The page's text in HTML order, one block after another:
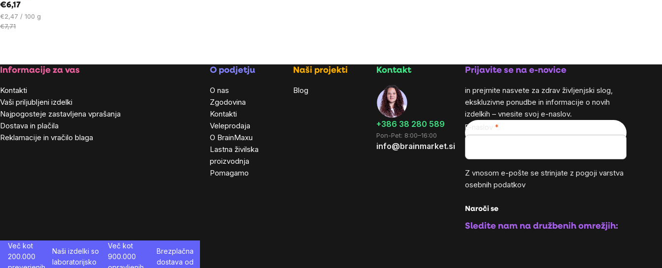
€6,17
Cena
na
€2,47 / 100 g
€7,71
Footer
Informacije za vas
Kontakti
Vaši priljubljeni izdelki
Najpogosteje zastavljena vprašanja
Dostava in plačila
Reklamacije in vračilo blaga
O podjetju
O nas
Zgodovina
Kontakti
Veleprodaja
O BrainMaxu
Lastna živilska
proizvodnja
Pomagamo
Naši projekti
Blog
Kontakt
+386 38 280 589
Pon-Pet: 8:00–16:00
info@brainmarket.si
Prijavite se na e-novice
in prejmite nasvete za zdrav življenjski slog,
ekskluzivne ponudbe in informacije o novih
izdelkih – vnesite svoj e-naslov.
E-naslov
Z vnosom e-pošte se strinjate z pogoji varstva
osebnih podatkov
Naroči se
Sledite nam na družbenih omrežjih:
Več kot
200.000
Naši izdelki so
laboratorijsko
Več kot
900.000
Brezplačna
dostava od